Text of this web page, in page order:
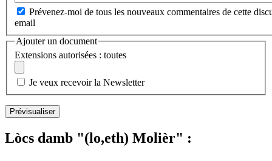
Prévenez-moi de tous les nouveaux commentaires de cette
email
Ajouter un document
Extensions autorisées : toutes
Je veux recevoir la Newsletter
Lòcs damb "(lo,eth) Molièr" :